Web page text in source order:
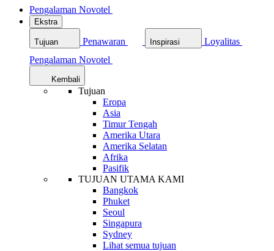
Pengalaman Novotel
Ekstra
Tujuan Penawaran Inspirasi
Loyalitas
Pengalaman Novotel
Kembali
Tujuan
Eropa
Asia
Timur Tengah
Amerika Utara
Amerika Selatan
Afrika
Pasifik
TUJUAN UTAMA KAMI
Bangkok
Phuket
Seoul
Singapura
Sydney
Lihat semua tujuan